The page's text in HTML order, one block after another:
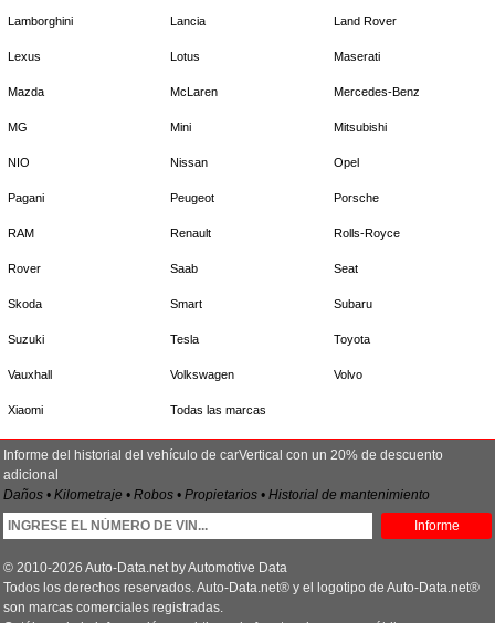
Lamborghini Lancia Land Rover
Lexus Lotus Maserati
Mazda McLaren Mercedes-Benz
MG Mini Mitsubishi
NIO Nissan Opel
Pagani Peugeot Porsche
RAM Renault Rolls-Royce
Rover Saab Seat
Skoda Smart Subaru
Suzuki Tesla Toyota
Vauxhall Volkswagen Volvo
Xiaomi Todas las marcas
Informe del historial del vehículo de carVertical con un 20% de descuento
adicional
Daños • Kilometraje • Robos • Propietarios • Historial de mantenimiento
Informe
© 2010-2026 Auto-Data.net by Automotive Data
Todos los derechos reservados. Auto-Data.net® y el logotipo de Auto-Data.net®
son marcas comerciales registradas.